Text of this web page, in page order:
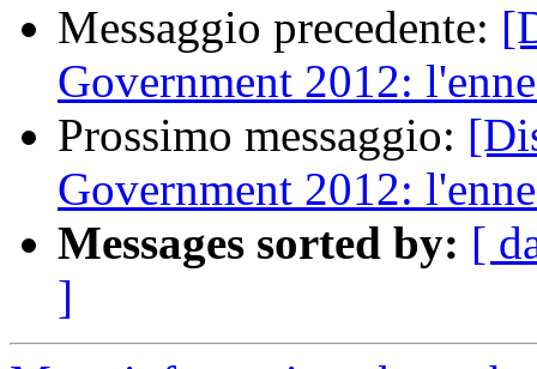
Messaggio precedente:
Government 2012:
Prossimo messaggio:
Government 2012:
Messages sorted by: [
]